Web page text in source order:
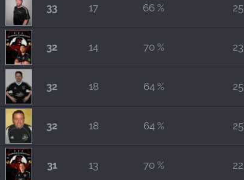
33 17 66 % 25
32 14 70 % 23
32 18 64 % 25
32 18 64 % 25
31 13 70 % 22